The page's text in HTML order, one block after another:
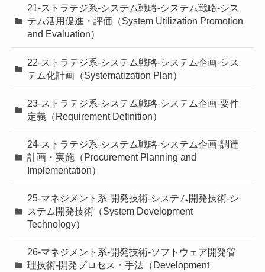
21-ストラテジ系-システム戦略-システム戦略-シス
テム活用促進・評価（System Utilization Promotion
and Evaluation）
22-ストラテジ系-システム戦略-システム企画-シス
テム化計画（Systematization Plan）
23-ストラテジ系-システム戦略-システム企画-要件
定義（Requirement Definition）
24-ストラテジ系-システム戦略-システム企画-調達
計画・実施（Procurement Planning and
Implementation）
25-マネジメント系-開発技術-システム開発技術-シ
ステム開発技術（System Development
Technology）
26-マネジメント系-開発技術-ソフトウェア開発管
理技術-開発プロセス・手法（Development